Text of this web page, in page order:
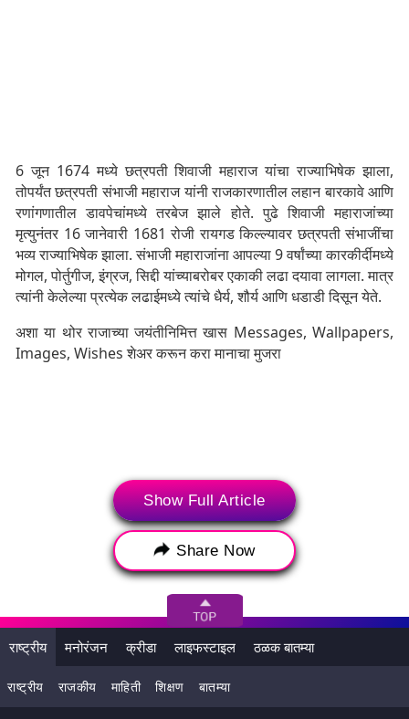
6 जून 1674 मध्ये छत्रपती शिवाजी महाराज यांचा राज्याभिषेक झाला,
तोपर्यंत छत्रपती संभाजी महाराज यांनी राजकारणातील लहान बारकावे आणि
रणांगणातील डावपेचांमध्ये तरबेज झाले होते. पुढे शिवाजी महाराजांच्या
मृत्युनंतर 16 जानेवारी 1681 रोजी रायगड किल्ल्यावर छत्रपती संभाजींचा
भव्य राज्याभिषेक झाला. संभाजी महाराजांना आपल्या 9 वर्षांच्या कारकीर्दीमध्ये
मोगल, पोर्तुगीज, इंग्रज, सिद्दी यांच्याबरोबर एकाकी लढा दयावा लागला. मात्र
त्यांनी केलेल्या प्रत्येक लढाईमध्ये त्यांचे धैर्य, शौर्य आणि धडाडी दिसून येते.
अशा या थोर राजाच्या जयंतीनिमित्त खास Messages, Wallpapers,
Images, Wishes शेअर करून करा मानाचा मुजरा
Chhatrapati Sambhaji Maharaj Jayanti 2024
Wishes
Show Full Article
Share Now
राष्ट्रीय मनोरंजन क्रीडा लाइफस्टाइल ठळक बातम्या
राष्ट्रीय राजकीय माहिती शिक्षण बातम्या